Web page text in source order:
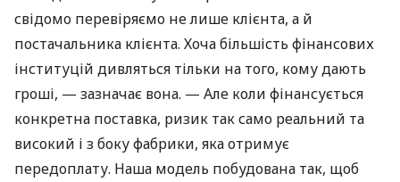
свідомо перевіряємо не лише клієнта, а й
постачальника клієнта. Хоча більшість фінансових
інституцій дивляться тільки на того, кому дають
гроші, — зазначає вона. — Але коли фінансується
конкретна поставка, ризик так само реальний та
високий і з боку фабрики, яка отримує
передоплату. Наша модель побудована так, щоб